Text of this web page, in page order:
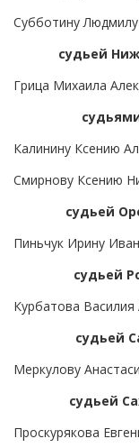
Субботину Людмилу
судьей
Грица Михаила
Калинину Ксению
Смирнову Ксению
судьей
Пиньчук Ирину
судьей
Курбатова Василия
судьей
Меркулову
судьей
Проскурякова